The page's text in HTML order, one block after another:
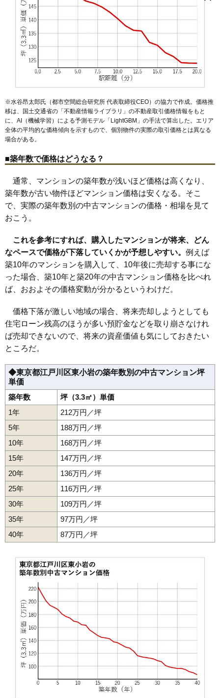
無料一括査定をする
プレシス小岩
住所
交通 小岩駅（5分）
5,000万円～5,400万円
(78.1万円/㎡~84.4万円/㎡)
マンションナビで
無料一括査定をする
ドラゴンマンション小岩1番館
住所 東京都江戸川区東小岩4丁目
相場 4,790万円～5,090万円
(65.6万円/㎡~69.7万円/㎡)
メゾン一里塚
住所 東京都江戸川区東小岩5丁目
交通
江戸川駅（8分）、小岩駅（12分）、京成小岩駅
（19分）
相場 1,650万円～1,850万円
(45.8万円/㎡~51.4万円/㎡)
マンションナビで
パルロイヤル小岩
住所 東京都江戸川区東小岩5丁目
交通 小岩駅（6分）
相場 4,080万円～4,380万円
(55.9万円/㎡~60.0万円/㎡)
マンションナビで
無料一括査定をする
サンクレイドル東小岩
住所 東京都江戸川区東小岩4丁目
交通 小岩駅（10分）
相場 5,090万円～5,490万円
マンションナビで
無料一括査定をする
ルネサンス小岩サウスアリーナ
住所 東京都江戸川区東小岩5丁目
交通 小岩駅（9分）
相場 4,520万円～4,820万円
無料一括査定をする
※水谷昂太郎氏（都市空間総合研究所 代表取締役CEO）の協力で作成。価格推
移は、国土交通省の「不動産情報ライブラリ 」の不動産取引価格情報をもと
に、AI（機械学習）による予測モデル「LightGBM」の手法で算出した。エリア
全体の平均的な価格傾向を示すもので、個別物件の実際の取引価格とは異なる
場合がある。
■築年数で価格はどうなる？
通常、マンションの築年数が浅いほど価格は高くなり、
築年数が古い物件ほどマンション価格は安くなる。そこ
で、実際の築年数別の中古マンションの価格・相場を見て
おこう。
これを参考にすれば、購入したマンションが将来、どん
なペースで価格が下落していくかが予想しやすい。 例えば
築10年のマンションを購入して、10年後に売却する事にな
った場合、築10年と築20年の中古マンション価格を比べれ
ば、おおよその価格変動が分かるというわけだ。
価格下落が激しい地域の場合、将来売却しようとしても
住宅ローン残高のほうが多い預貯金などを取り崩さなけれ
ば売却できないので、将来の資産価値も気にしておきたい
ところだ。
◆東京都江戸川区東小岩の築年数別の中古マンション坪
単価
築年数
坪（3.3㎡）単価
1年
212万円／坪
5年
188万円／坪
10年
168万円／坪
15年
147万円／坪
20年
136万円／坪
25年
116万円／坪
30年
109万円／坪
35年
97万円／坪
40年
87万円／坪
小松川鹿骨篠崎町清新町中央中葛西新堀西一之江西葛西
西小岩
春江町
東瑞江平井船堀本一色松江松島瑞江南葛西南小岩南篠崎町
谷河内
平井駅小岩駅葛西臨海公園駅京成小岩駅江戸川駅西葛西駅
葛西駅
篠崎駅